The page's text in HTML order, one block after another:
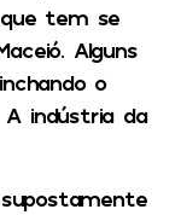
tem se
Alguns
o
indústria da